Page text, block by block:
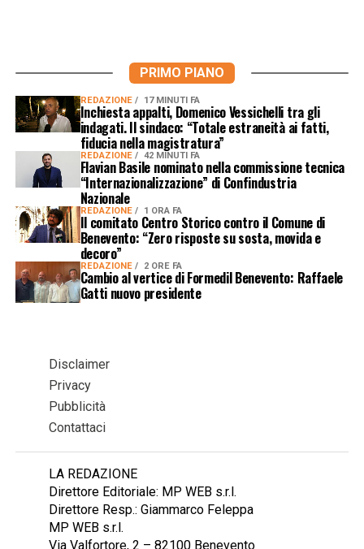
PRIMO PIANO
REDAZIONE 17 MINUTI FA
Inchiesta appalti, Domenico Vessichelli tra gli
indagati. Il sindaco: “Totale estraneità ai fatti,
fiducia nella magistratura”
REDAZIONE 42 MINUTI FA
Flavian Basile nominato nella commissione tecnica
“Internazionalizzazione” di Confindustria
Nazionale
REDAZIONE 1 ORA FA
Il comitato Centro Storico contro il Comune di
Benevento: “Zero risposte su sosta, movida e
decoro”
REDAZIONE 2 ORE FA
Cambio al vertice di Formedil Benevento: Raffaele
Gatti nuovo presidente
Disclaimer
Privacy
Pubblicità
Contattaci
LA REDAZIONE
Direttore Editoriale: MP WEB s.r.l.
Direttore Resp.: Giammarco Feleppa
MP WEB s.r.l.
Via Valfortore, 2 – 82100 Benevento